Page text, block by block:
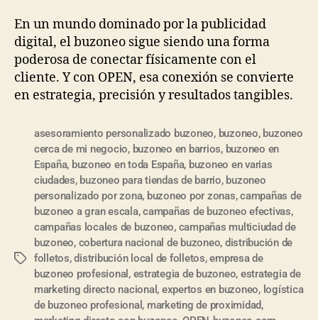
En un mundo dominado por la publicidad
digital, el buzoneo sigue siendo una forma
poderosa de conectar físicamente con el
cliente. Y con OPEN, esa conexión se convierte
en estrategia, precisión y resultados tangibles.
asesoramiento personalizado buzoneo, buzoneo, buzoneo
cerca de mi negocio, buzoneo en barrios, buzoneo en
España, buzoneo en toda España, buzoneo en varias
ciudades, buzoneo para tiendas de barrio, buzoneo
personalizado por zona, buzoneo por zonas,campañas de
buzoneo a gran escala,campañas de buzoneo efectivas,
campañas locales de buzoneo, campañas multiciudad de
buzoneo, cobertura nacional de buzoneo, distribución de
folletos,distribución local de folletos,empresa de
buzoneo profesional , estrategia de buzoneo, estrategia de
marketing directo nacional , expertos en buzoneo, logística
de buzoneo profesional , marketing de proximidad,